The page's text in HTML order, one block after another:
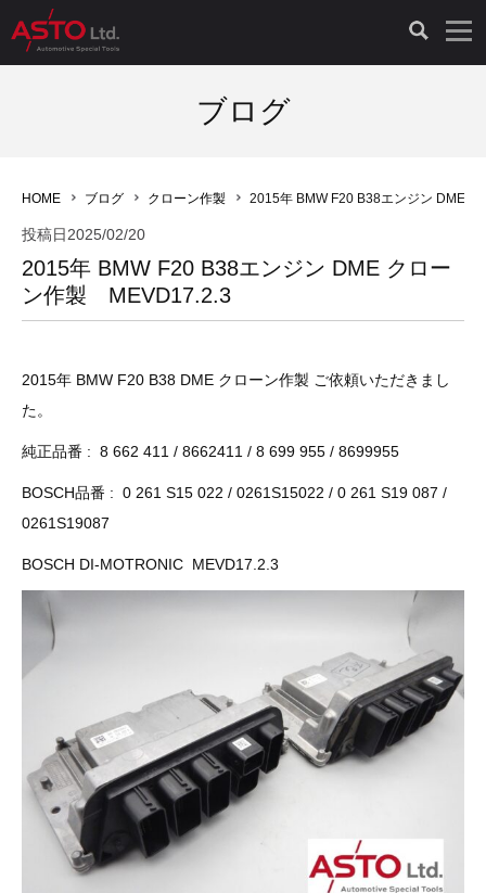
EV 専用 整備機器（11）
オプション品（17）
TPMS（4）
その他（9）
内視カメラ（6）
安定化電源ユニット（8）
バッテリーテスター（4）
古い車両用診断テスター（10）
バイク用診断テスター（7）
その他（20）
OTOFIX Powered by AUTEL（4）
Hubitools（17）
ドイツ車（211）
イタリア/フランス車（27）
イギリス車（23）
アメリカ車（15）
スウェーデン車（20）
日本車（7）
汎用（89）
バッテリーチャージャー（4）
ディーゼルインジェクター&グロープラグ ツール（7）
シミュレータ（19）
イギリス車（26）
スウェーデン車（45）
日本車（40）
ロシア（8）
ブレーキキャリパーリペアキット（368）
ステアリングロックエミュレータ（28）
キー関連（19）
ライト関連（6）
クローン作製（20）
イモビライザーOFF（1）
その他（6）
その他（2）
ブログ
HOME ブログ クローン作製 2015年 BMW F20 B38エンジン DME
投稿日2025/02/20
2015年 BMW F20 B38エンジン DME クロー
ン作製 MEVD17.2.3
2015年 BMW F20 B38 DME クローン作製 ご依頼いただきまし
た。
純正品番 : 8 662 411 / 8662411 / 8 699 955 / 8699955
BOSCH品番 : 0 261 S15 022 / 0261S15022 / 0 261 S19 087 /
0261S19087
BOSCH DI-MOTRONIC MEVD17.2.3